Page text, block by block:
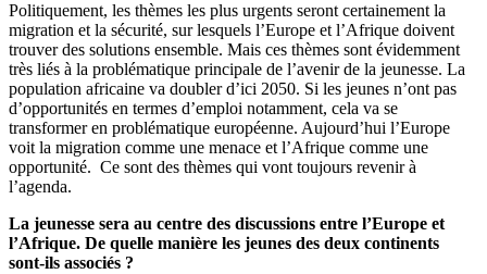
Politiquement, les thèmes les plus urgents seront certainement la
migration et la sécurité, sur lesquels l’Europe et l’Afrique doivent
trouver des solutions ensemble. Mais ces thèmes sont évidemment
très liés à la problématique principale de l’avenir de la jeunesse. La
population africaine va doubler d’ici 2050. Si les jeunes n’ont pas
d’opportunités en termes d’emploi notamment, cela va se
transformer en problématique européenne. Aujourd’hui l’Europe
voit la migration comme une menace et l’Afrique comme une
opportunité. Ce sont des thèmes qui vont toujours revenir à
l’agenda.
La jeunesse sera au centre des discussions entre l’Europe et
l’Afrique. De quelle manière les jeunes des deux continents
sont-ils associés ?